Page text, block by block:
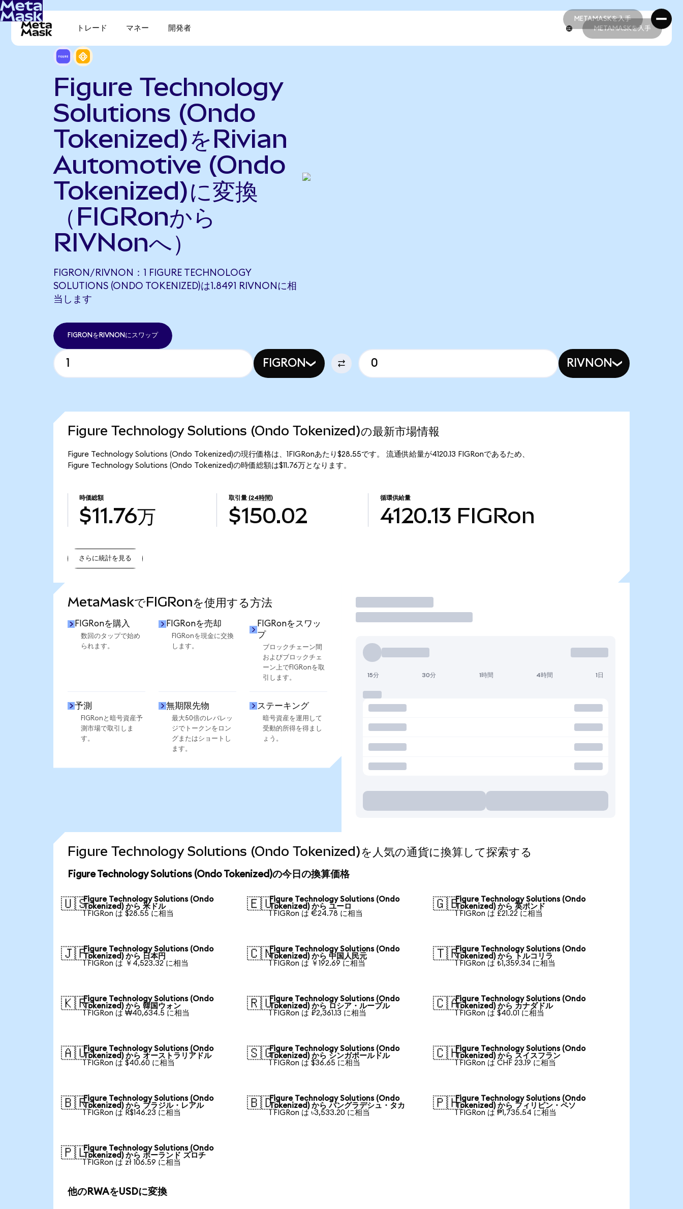
METAMASKを入手
METAMASKを入手
トレード マネー 開発者 METAMASKを入手
Figure Technology
Solutions (Ondo
Tokenized)をRivian
Automotive (Ondo
Tokenized)に変換
（FIGRonから
RIVNonへ）
FIGRON/RIVNON：1 FIGURE TECHNOLOGY
SOLUTIONS (ONDO TOKENIZED)は1.8491 RIVNONに相
当します
FIGRONをRIVNONにスワップ
FIGRON RIVNON
Figure Technology Solutions (Ondo Tokenized)の最新市場情報
Figure Technology Solutions (Ondo Tokenized)の現行価格は、1FIGRonあたり$28.55です。 流通供給量が4120.13 FIGRonであるため、
Figure Technology Solutions (Ondo Tokenized)の時価総額は$11.76万となります。
時価総額
$11.76万
取引量 (24時間)
$150.02
循環供給量
4120.13 FIGRon
さらに統計を見る
MetaMaskでFIGRonを使用する方法
FIGRonを購入
数回のタップで始め
られます。
FIGRonを売却
FIGRonを現金に交換
します。
FIGRonをスワッ
プ
ブロックチェーン間
およびブロックチェ
ーン上でFIGRonを取
引します。
予測
FIGRonと暗号資産予
測市場で取引しま
す。
無期限先物
最大50倍のレバレッ
ジでトークンをロン
グまたはショートし
ます。
ステーキング
暗号資産を運用して
受動的所得を得まし
ょう。
取引
15分 30分 1時間 4時間 1日
Figure Technology Solutions (Ondo Tokenized)を人気の通貨に換算して探索する
Figure Technology Solutions (Ondo Tokenized)の今日の換算価格
🇺🇸Figure Technology Solutions (Ondo
Tokenized) から 米ドル
1 FIGRon は $28.55 に相当
🇪🇺Figure Technology Solutions (Ondo
Tokenized) から ユーロ
1 FIGRon は €24.78 に相当
🇬🇧Figure Technology Solutions (Ondo
Tokenized) から 英ポンド
1 FIGRon は £21.22 に相当
🇯🇵Figure Technology Solutions (Ondo
Tokenized) から 日本円
1 FIGRon は ￥4,523.32 に相当
🇨🇳Figure Technology Solutions (Ondo
Tokenized) から 中国人民元
1 FIGRon は ￥192.69 に相当
🇹🇷Figure Technology Solutions (Ondo
Tokenized) から トルコリラ
1 FIGRon は ₺1,359.34 に相当
🇰🇷Figure Technology Solutions (Ondo
Tokenized) から 韓国ウォン
1 FIGRon は ₩40,634.5 に相当
🇷🇺Figure Technology Solutions (Ondo
Tokenized) から ロシア・ルーブル
1 FIGRon は ₽2,361.13 に相当
🇨🇦Figure Technology Solutions (Ondo
Tokenized) から カナダドル
1 FIGRon は $40.01 に相当
🇦🇺Figure Technology Solutions (Ondo
Tokenized) から オーストラリアドル
1 FIGRon は $40.60 に相当
🇸🇬Figure Technology Solutions (Ondo
Tokenized) から シンガポールドル
1 FIGRon は $36.65 に相当
🇨🇭Figure Technology Solutions (Ondo
Tokenized) から スイスフラン
1 FIGRon は CHF 23.19 に相当
🇧🇷Figure Technology Solutions (Ondo
Tokenized) から ブラジル・レアル
1 FIGRon は R$146.23 に相当
🇧🇩Figure Technology Solutions (Ondo
Tokenized) から バングラデシュ・タカ
1 FIGRon は ৳3,533.20 に相当
🇵🇭Figure Technology Solutions (Ondo
Tokenized) から フィリピン・ペソ
1 FIGRon は ₱1,735.54 に相当
🇵🇱Figure Technology Solutions (Ondo
Tokenized) から ポーランド ズロチ
1 FIGRon は zł 106.59 に相当
他のRWAをUSDに変換